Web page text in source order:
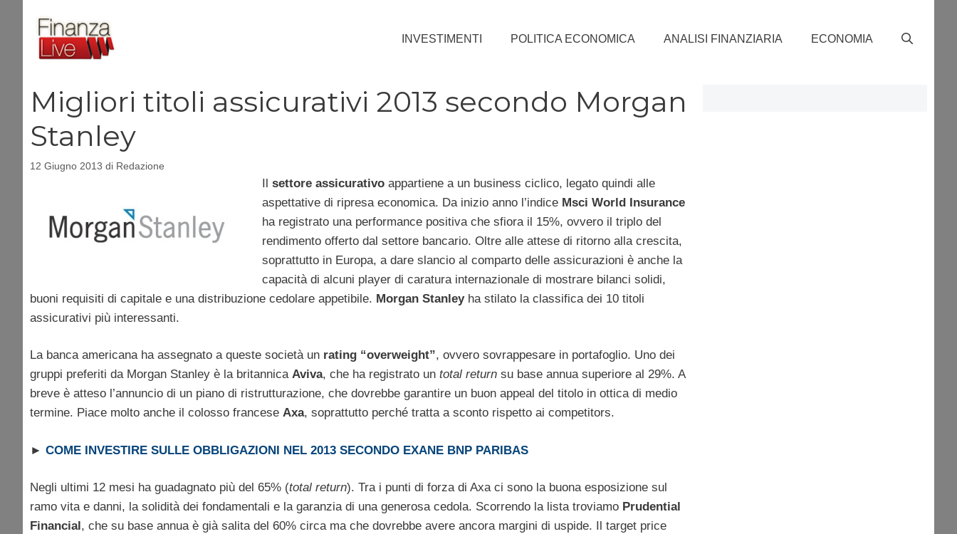
contenuto
INVESTIMENTI POLITICA ECONOMICA ANALISI FINANZIARIA ECONOMIA
Migliori titoli assicurativi 2013 secondo Morgan
Stanley
12 Giugno 2013 di Redazione
Il settore assicurativo appartiene a un business ciclico, legato quindi alle
aspettative di ripresa economica. Da inizio anno l’indice Msci World Insurance
ha registrato una performance positiva che sfiora il 15%, ovvero il triplo del
rendimento offerto dal settore bancario. Oltre alle attese di ritorno alla crescita,
soprattutto in Europa, a dare slancio al comparto delle assicurazioni è anche la
capacità di alcuni player di caratura internazionale di mostrare bilanci solidi,
buoni requisiti di capitale e una distribuzione cedolare appetibile. Morgan Stanley ha stilato la classifica dei 10 titoli
assicurativi più interessanti.
La banca americana ha assegnato a queste società un rating “overweight”, ovvero sovrappesare in portafoglio. Uno dei
gruppi preferiti da Morgan Stanley è la britannica Aviva, che ha registrato un total return su base annua superiore al 29%. A
breve è atteso l’annuncio di un piano di ristrutturazione, che dovrebbe garantire un buon appeal del titolo in ottica di medio
termine. Piace molto anche il colosso francese Axa, soprattutto perché tratta a sconto rispetto ai competitors.
► COME INVESTIRE SULLE OBBLIGAZIONI NEL 2013 SECONDO EXANE BNP PARIBAS
Negli ultimi 12 mesi ha guadagnato più del 65% (total return). Tra i punti di forza di Axa ci sono la buona esposizione sul
ramo vita e danni, la solidità dei fondamentali e la garanzia di una generosa cedola. Scorrendo la lista troviamo Prudential
Financial , che su base annua è già salita del 60% circa ma che dovrebbe avere ancora margini di uspide. Il target price